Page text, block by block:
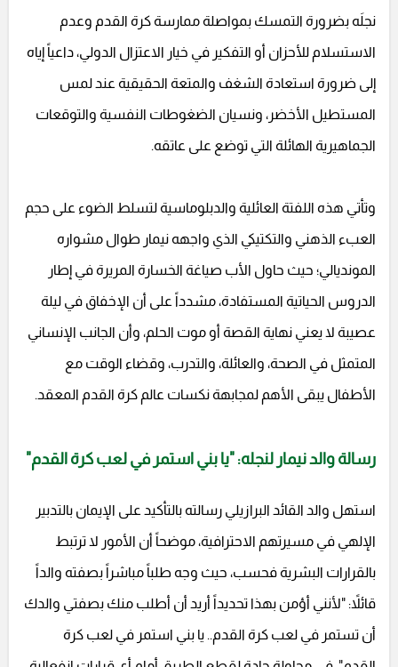
نجلَه بضرورة التمسك بمواصلة ممارسة كرة القدم وعدم
الاستسلام للأحزان أو التفكير في خيار الاعتزال الدولي، داعياً إياه
إلى ضرورة استعادة الشغف والمتعة الحقيقية عند لمس
المستطيل الأخضر، ونسيان الضغوطات النفسية والتوقعات
الجماهيرية الهائلة التي توضع على عاتقه.
وتأتي هذه اللفتة العائلية والدبلوماسية لتسلط الضوء على حجم
العبء الذهني والتكتيكي الذي واجهه نيمار طوال مشواره
المونديالي؛ حيث حاول الأب صياغة الخسارة المريرة في إطار
الدروس الحياتية المستفادة، مشدداً على أن الإخفاق في ليلة
عصيبة لا يعني نهاية القصة أو موت الحلم، وأن الجانب الإنساني
المتمثل في الصحة، والعائلة، والتدرب، وقضاء الوقت مع
الأطفال يبقى الأهم لمجابهة نكسات عالم كرة القدم المعقد.
رسالة والد نيمار لنجله: "يا بني استمر في لعب كرة القدم"
استهل والد القائد البرازيلي رسالته بالتأكيد على الإيمان بالتدبير
الإلهي في مسيرتهم الاحترافية، موضحاً أن الأمور لا ترتبط
بالقرارات البشرية فحسب، حيث وجه طلباً مباشراً بصفته والداً
قائلاً: "لأنني أؤمن بهذا تحديداً أريد أن أطلب منك بصفتي والدك
أن تستمر في لعب كرة القدم.. يا بني استمر في لعب كرة